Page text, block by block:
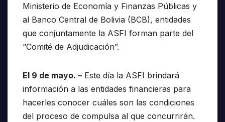
Ministerio de Economía y Finanzas Públicas y
al Banco Central de Bolivia (BCB), entidades
que conjuntamente la ASFI forman parte del
“Comité de Adjudicación”.
El 9 de mayo. – Este día la ASFI brindará
información a las entidades financieras para
hacerles conocer cuáles son las condiciones
del proceso de compulsa al que concurrirán.